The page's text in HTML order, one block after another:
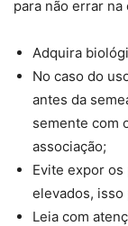
para não errar
Adquira
No caso do
antes da
semente com
associação;
Evite expor
elevados,
Leia com